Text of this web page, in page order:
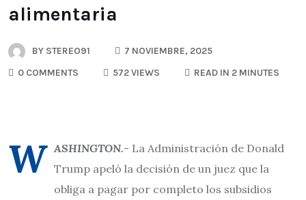
alimentaria
BY STEREO91
7 NOVIEMBRE, 2025
0 COMMENTS
572 VIEWS READ IN 2 MINUTES
W ASHINGTON.- La Administración de Donald
Trump apeló la decisión de un juez que la
obliga a pagar por completo los subsidios